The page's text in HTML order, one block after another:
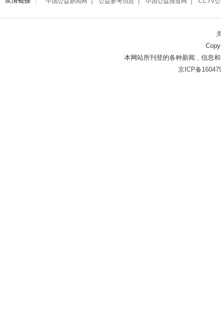
本网站所刊登的各种新闻﹑信息
京ICP备